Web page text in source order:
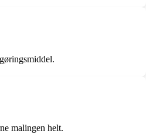
malingen helt.